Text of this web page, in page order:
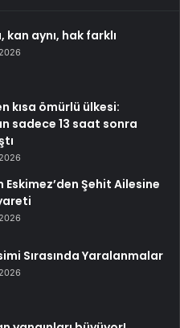
kan aynı, hak farklı
kısa ömürlü ülkesi:
sadece 13 saat sonra
Eskimez’den Şehit Ailesine
Sırasında Yaralanmalar